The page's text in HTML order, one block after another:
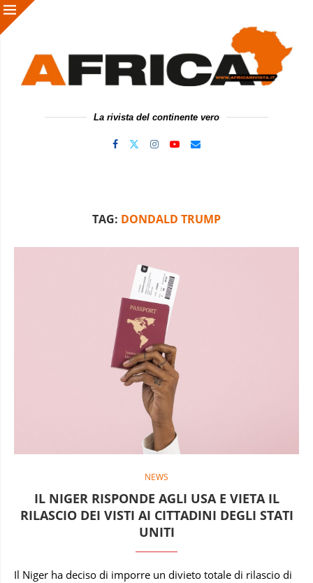
La rivista del continente vero
TAG: DONDALD TRUMP
NEWS
IL NIGER RISPONDE AGLI USA E VIETA IL
RILASCIO DEI VISTI AI CITTADINI DEGLI STATI
UNITI
Il Niger ha deciso di imporre un divieto totale di rilascio di